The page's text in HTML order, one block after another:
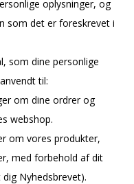
oplysninger, og
som det er foreskrevet i
som dine personlige
til:
om dine ordrer og
webshop.
om vores produkter,
med forbehold af dit
Nyhedsbrevet).